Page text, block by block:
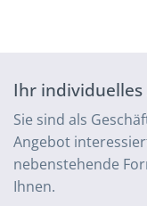
Ihr individuelles
Sie sind als
Angebot
nebenstehende
Ihnen.